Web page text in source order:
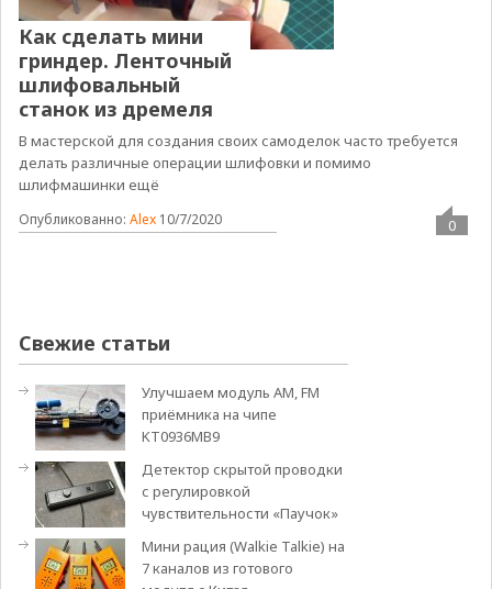
Как сделать мини
гриндер. Ленточный
шлифовальный
станок из дремеля
В мастерской для создания своих самоделок часто требуется
делать различные операции шлифовки и помимо
шлифмашинки ещё
Опубликованно: Alex 10/7/2020 0
Свежие статьи
Улучшаем модуль АМ, FM
приёмника на чипе
KT0936MB9
Детектор скрытой проводки
с регулировкой
чувствительности «Паучок»
Мини рация (Walkie Talkie) на
7 каналов из готового